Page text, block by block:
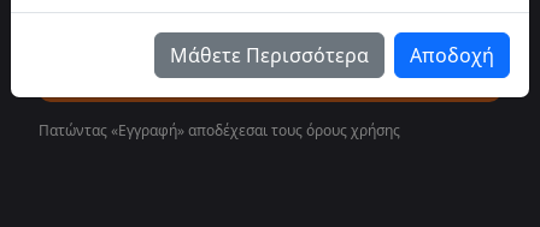
Εγγραφή
Πατώντας «Εγγραφή» αποδέχεσαι τουςόρους χρήσης
Μάθετε Περισσότερα Αποδοχή